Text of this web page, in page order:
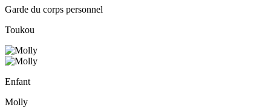
Garde du corps personnel
Toukou
Enfant
Molly